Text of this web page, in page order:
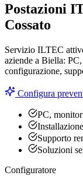
Postazioni
Cossato
Servizio ILTEC
aziende a Biella:
configurazione,
Configura
PC,
Supporto
Soluzioni
Configuratore